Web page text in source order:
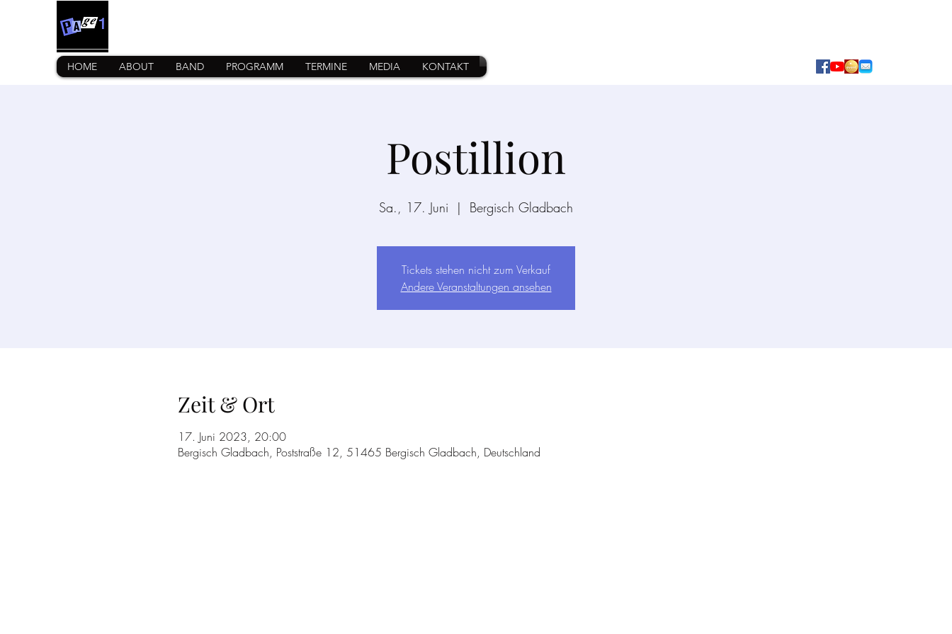
HOME ABOUT BAND PROGRAMM TERMINE MEDIA KONTAKT
Postillion
Sa., 17. Juni
  |
Bergisch Gladbach
Tickets stehen nicht zum Verkauf
Andere Veranstaltungen ansehen
Zeit & Ort
17. Juni 2023, 20:00
Bergisch Gladbach, Poststraße 12, 51465 Bergisch Gladbach, Deutschland